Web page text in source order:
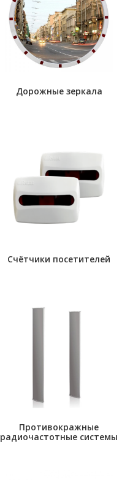
Дорожные зеркала
Счётчики посетителей
Противокражные
радиочастотные системы